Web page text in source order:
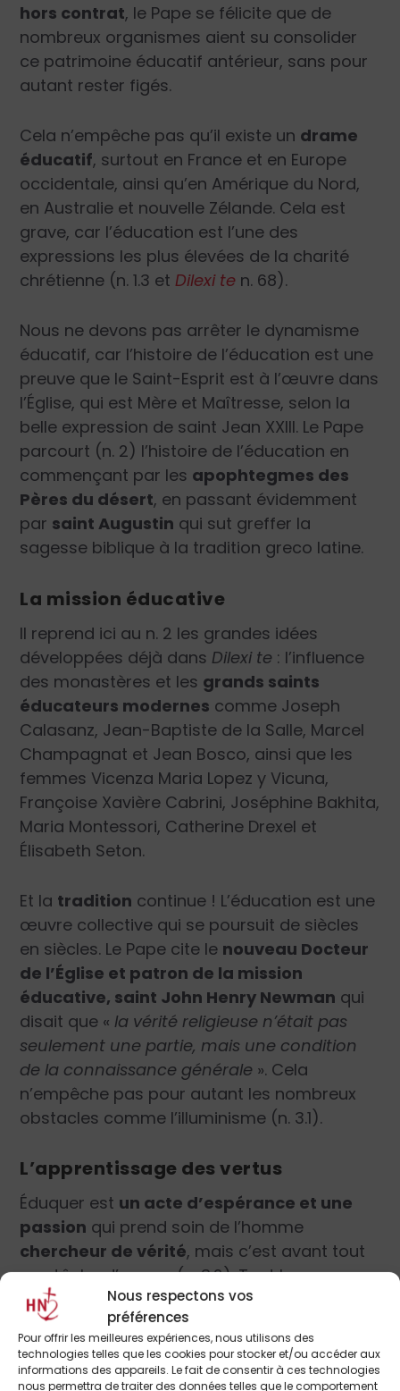
Nous respectons vos
préférences
Pour offrir les meilleures expériences, nous utilisons des
technologies telles que les cookies pour stocker et/ou accéder aux
informations des appareils. Le fait de consentir à ces technologies
nous permettra de traiter des données telles que le comportement
hors contrat, le Pape se félicite que de
nombreux organismes aient su consolider
ce patrimoine éducatif antérieur, sans pour
autant rester figés.
Cela n’empêche pas qu’il existe un drame
éducatif, surtout en France et en Europe
occidentale, ainsi qu’en Amérique du Nord,
en Australie et nouvelle Zélande. Cela est
grave, car l’éducation est l’une des
expressions les plus élevées de la charité
chrétienne (n. 1.3 etDilexi te n. 68).
Nous ne devons pas arrêter le dynamisme
éducatif, car l’histoire de l’éducation est une
preuve que le Saint-Esprit est à l’œuvre dans
l’Église, qui est Mère et Maîtresse, selon la
belle expression de saint Jean XXIII. Le Pape
parcourt (n. 2) l’histoire de l’éducation en
commençant par les apophtegmes des
Pères du désert, en passant évidemment
par saint Augustin qui sut greffer la
sagesse biblique à la tradition greco latine.
La mission éducative
Il reprend ici au n. 2 les grandes idées
développées déjà dans Dilexi te : l’influence
des monastères et les grands saints
éducateurs modernes comme Joseph
Calasanz, Jean-Baptiste de la Salle, Marcel
Champagnat et Jean Bosco, ainsi que les
femmes Vicenza Maria Lopez y Vicuna,
Françoise Xavière Cabrini, Joséphine Bakhita,
Maria Montessori, Catherine Drexel et
Élisabeth Seton.
Et la tradition continue ! L’éducation est une
œuvre collective qui se poursuit de siècles
en siècles. Le Pape cite le nouveau Docteur
de l’Église et patron de la mission
éducative, saint John Henry Newman qui
disait que « la vérité religieuse n’était pas
seulement une partie, mais une condition
de la connaissance générale ». Cela
n’empêche pas pour autant les nombreux
obstacles comme l’illuminisme (n. 3.1).
L’apprentissage des vertus
Éduquer est un acte d’espérance et une
passion qui prend soin de l’homme
chercheur de vérité, mais c’est avant tout
une tâche d’amour (n. 3.2). Tout homme a
droit à l’éducation. Les grands principes
éducatifs ne sont pas du passé, car ils ont
été réaffirmés par la déclaration conciliaire,
qui demeure une boussole pour notre